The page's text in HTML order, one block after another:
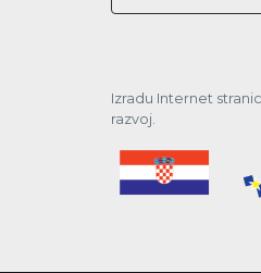
Izradu Internet
razvoj.